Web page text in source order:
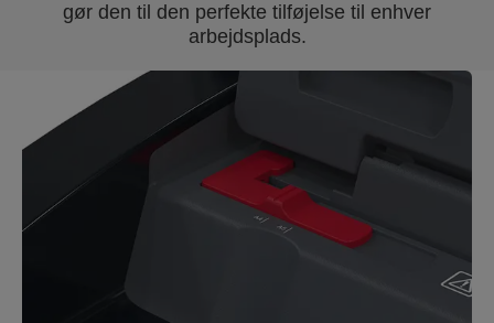
gør den til den perfekte tilføjelse til enhver
arbejdsplads.